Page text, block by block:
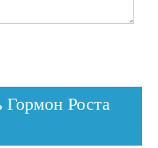
Роста